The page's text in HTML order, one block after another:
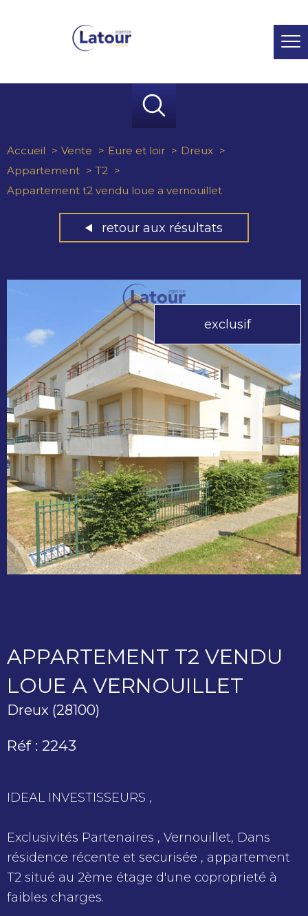
Accueil Vente Eure et loir
Dreux
Appartement
T2
Appartement t2 vendu loue a vernouillet
retour aux résultats
exclusif
APPARTEMENT T2 VENDU
LOUE A VERNOUILLET
Dreux (28100)
Réf : 2243
IDEAL INVESTISSEURS ,
Exclusivités Partenaires , Vernouillet, Dans
résidence récente et securisée , appartement
T2 situé au 2ème étage d'une coproprieté à
faibles charges.